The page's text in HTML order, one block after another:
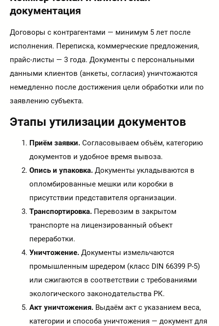
документация
Договоры с контрагентами — минимум 5 лет после
исполнения. Переписка, коммерческие предложения,
прайс-листы — 3 года. Документы с персональными
данными клиентов (анкеты, согласия) уничтожаются
немедленно после достижения цели обработки или по
заявлению субъекта.
Этапы утилизации документов
Приём заявки. Согласовываем объём, категорию
документов и удобное время вывоза.
Опись и упаковка. Документы укладываются в
опломбированные мешки или коробки в
присутствии представителя организации.
Транспортировка. Перевозим в закрытом
транспорте на лицензированный объект
переработки.
Уничтожение. Документы измельчаются
промышленным шредером (класс DIN 66399 P-5)
или сжигаются в соответствии с требованиями
экологического законодательства РК.
Акт уничтожения. Выдаём акт с указанием веса,
категории и способа уничтожения — документ для